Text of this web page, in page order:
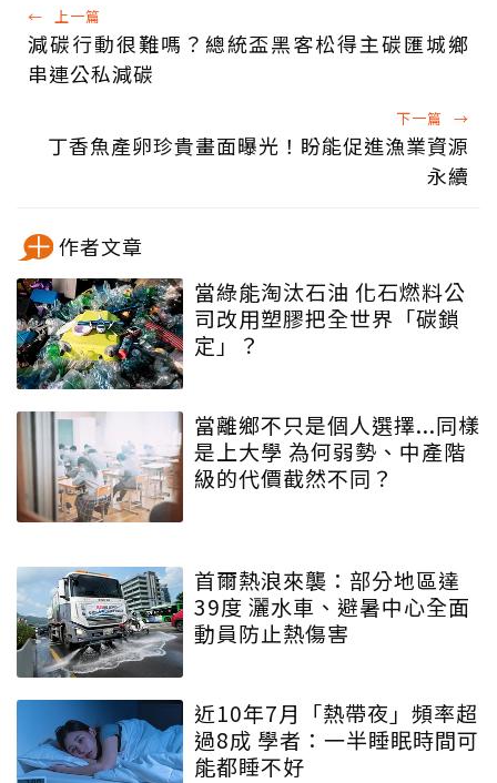
← 上一篇
減碳行動很難嗎？總統盃黑客松得主碳匯城鄉
串連公私減碳
下一篇 →
丁香魚產卵珍貴畫面曝光！盼能促進漁業資源
永續
作者文章
當綠能淘汰石油 化石燃料公
司改用塑膠把全世界「碳鎖
定」？
當離鄉不只是個人選擇...同樣
是上大學 為何弱勢、中產階
級的代價截然不同？
首爾熱浪來襲：部分地區達
39度 灑水車、避暑中心全面
動員防止熱傷害
近10年7月「熱帶夜」頻率超
過8成 學者：一半睡眠時間可
能都睡不好